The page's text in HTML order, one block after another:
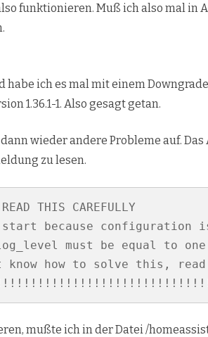
funktionieren. Muß ich also mal in
habe ich es mal mit einem
1.36.1-1. Also gesagt getan.
wieder andere Probleme auf.
zu lesen.
THIS CAREFULLY
start because
must be equal to
how to solve this, read
mußte ich in der Datei /